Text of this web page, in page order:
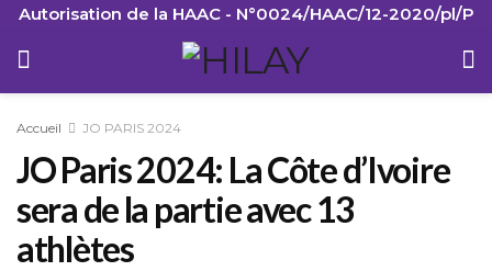
Autorisation de la HAAC - N°0024/HAAC/12-2020/pl/P
Accueil JO PARIS 2024
JO Paris 2024: La Côte d’Ivoire
sera de la partie avec 13
athlètes